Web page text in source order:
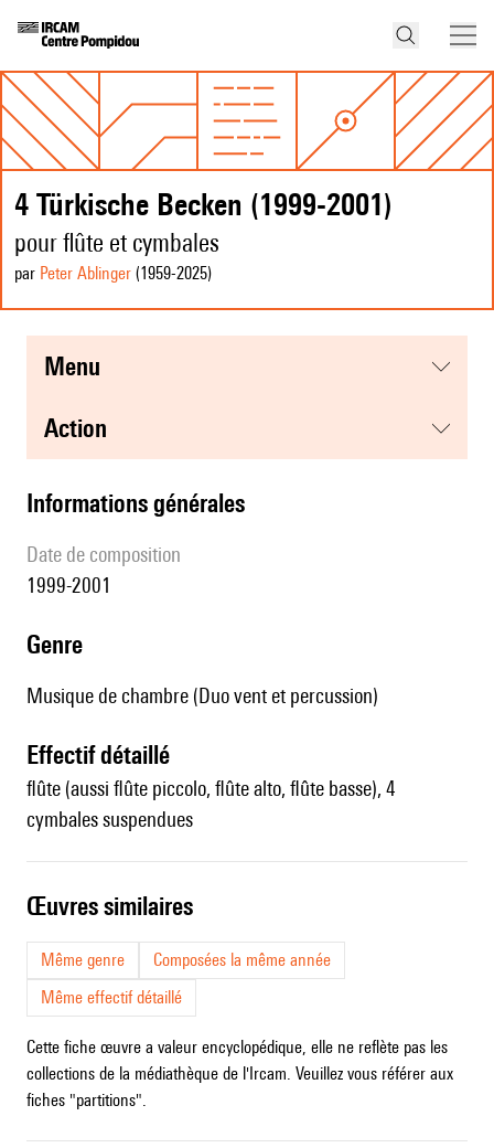
4 Türkische Becken (1999-2001)
pour flûte et cymbales
par Peter Ablinger (1959-2025)
menu
action
informations générales
date de composition
1999-2001
genre
Musique de chambre (Duo vent et percussion)
effectif détaillé
flûte (aussi flûte piccolo, flûte alto, flûte basse), 4
cymbales suspendues
œuvres similaires
Même genre
Composées la même année
Même effectif détaillé
Cette fiche œuvre a valeur encyclopédique, elle ne reflète pas les
collections de la médiathèque de l'Ircam. Veuillez vous référer aux
fiches "partitions".